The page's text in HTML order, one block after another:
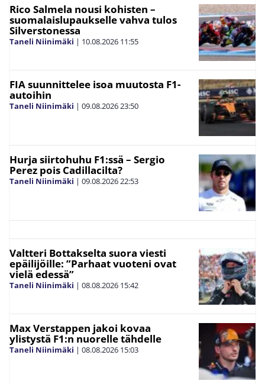
Rico Salmela nousi kohisten –
suomalaislupaukselle vahva tulos
Silverstonessa
Taneli Niinimäki | 10.08.2026 11:55
FIA suunnittelee isoa muutosta F1-
autoihin
Taneli Niinimäki | 09.08.202623:50
Hurja siirtohuhu F1:ssä – Sergio
Perez pois Cadillacilta?
Taneli Niinimäki | 09.08.202622:53
Valtteri Bottakselta suora viesti
epäilijöille: ”Parhaat vuoteni ovat
vielä edessä”
Taneli Niinimäki | 08.08.2026 15:42
Max Verstappen jakoi kovaa
ylistystä F1:n nuorelle tähdelle
Taneli Niinimäki | 08.08.2026 15:03